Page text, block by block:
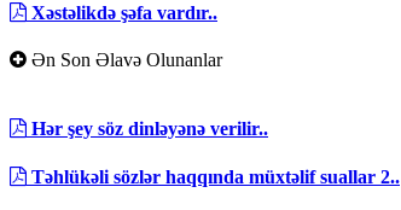
Xəstəlikdə şəfa vardır..
Ən Son Əlavə Olunanlar
Hər şey söz dinləyənə verilir..
Təhlükəli sözlər haqqında müxtəlif suallar 2..